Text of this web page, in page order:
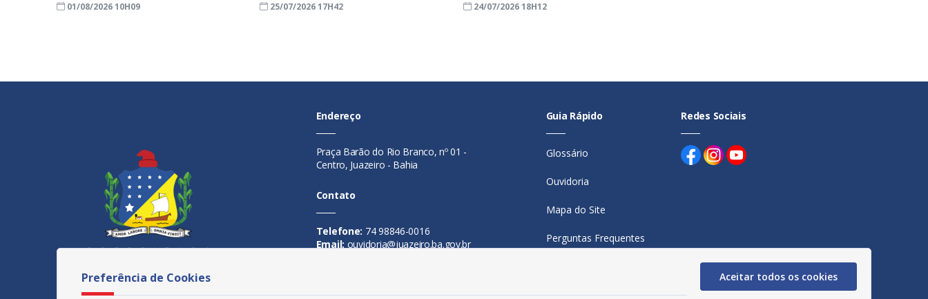
01/08/2026 10H09 25/07/2026 17H42 24/07/2026 18H12
Endereço
Praça Barão do Rio Branco, nº 01 -
Centro, Juazeiro - Bahia
Contato
Telefone: 74 98846-0016
Email: ouvidoria@juazeiro.ba.gov.br
Guia Rápido
Glossário
Ouvidoria
Mapa do Site
Perguntas Frequentes
Política de Privacidade
Redes Sociais
Preferência de Cookies Aceitar todos os cookies